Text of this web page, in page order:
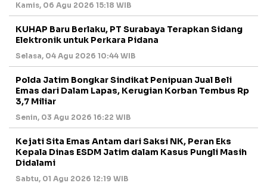
Kamis, 06 Agu 2026 15:18 WIB
KUHAP Baru Berlaku, PT Surabaya Terapkan Sidang
Elektronik untuk Perkara Pidana
Selasa, 04 Agu 2026 10:44 WIB
Polda Jatim Bongkar Sindikat Penipuan Jual Beli
Emas dari Dalam Lapas, Kerugian Korban Tembus Rp
3,7 Miliar
Senin, 03 Agu 2026 16:22 WIB
Kejati Sita Emas Antam dari Saksi NK, Peran Eks
Kepala Dinas ESDM Jatim dalam Kasus Pungli Masih
Didalami
Sabtu, 01 Agu 2026 12:19 WIB